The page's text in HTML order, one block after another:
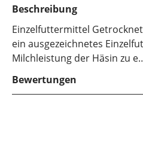
Beschreibung
Einzelfuttermittel
ein ausgezeichnetes
Milchleistung der Häsin zu
Bewertungen